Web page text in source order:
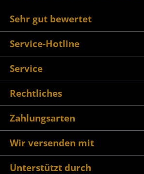
Sehr gut bewertet
Service-Hotline
Service
Rechtliches
Zahlungsarten
Wir versenden mit
Unterstützt durch